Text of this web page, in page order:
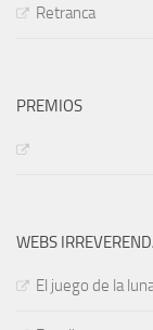
Retranca
PREMIOS
WEBS
El juego de la